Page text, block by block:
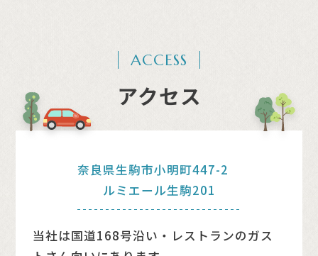
ACCESS
アクセス
奈良県⽣駒市⼩明町447-2
ルミエール⽣駒201
当社は国道168号沿い・レストランのガス